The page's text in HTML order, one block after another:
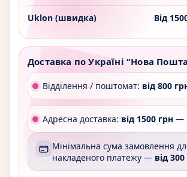
Uklon (швидка) Від
Доставка по Україні “Нова
Відділення / поштомат: від 800
Адресна доставка: від 1500 грн —
Мінімальна сума замовлення
накладеного платежу — від